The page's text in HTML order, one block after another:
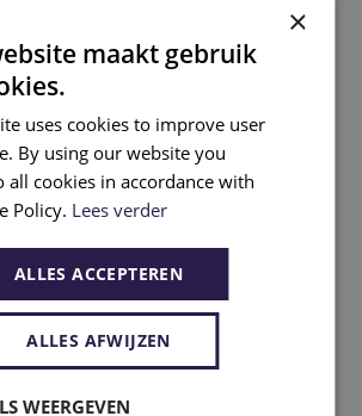
×
maakt gebruik
uses cookies to improve user
By using our website you
all cookies in accordance with
Policy. Lees verder
ALLES ACCEPTEREN
ALLES AFWIJZEN
WEERGEVEN